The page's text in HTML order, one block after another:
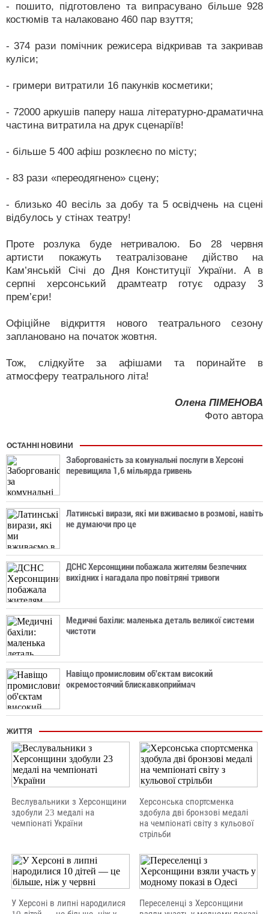
- пошито, підготовлено та випрасувано більше 928
костюмів та налаковано 460 пар взуття;
- 374 рази помічник режисера відкривав та закривав
куліси;
- гримери витратили 16 пакунків косметики;
- 72000 аркушів паперу наша літературно-драматична
частина витратила на друк сценаріїв!
- більше 5 400 афіш розклеєно по місту;
- 83 рази «переодягнено» сцену;
- близько 40 весіль за добу та 5 освідчень на сцені
відбулось у стінах театру!
Проте розлука буде нетривалою. Бо 28 червня
артисти покажуть театралізоване дійство на
Кам’янській Січі до Дня Конституції України. А в
серпні херсонський драмтеатр готує одразу 3
прем’єри!
Офіційне відкриття нового театрального сезону
заплановано на початок жовтня.
Тож, слідкуйте за афішами та поринайте в
атмосферу театрального літа!
Олена ПІМЕНОВА
Фото автора
ОСТАННІ НОВИНИ
Заборгованість за комунальні послуги в Херсоні
перевищила 1,6 мільярда гривень
Латинські вирази, які ми вживаємо в розмові, навіть
не думаючи про це
ДСНС Херсонщини побажала жителям безпечних
вихідних і нагадала про повітряні тривоги
Медичні бахіли: маленька деталь великої системи
чистоти
Навіщо промисловим об'єктам високий
окремостоячий блискавкоприймач
ЖИТТЯ
Веслувальники з Херсонщини
здобули 23 медалі на
чемпіонаті України
Херсонська спортсменка
здобула дві бронзові медалі
на чемпіонаті світу з кульової
стрільби
У Херсоні в липні народилися
Переселенці з Херсонщини